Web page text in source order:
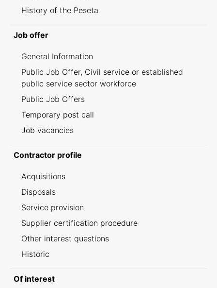
History of the Peseta
Job offer
General Information
Public Job Offer, Civil service or established
public service sector workforce
Public Job Offers
Temporary post call
Job vacancies
Contractor profile
Acquisitions
Disposals
Service provision
Supplier certification procedure
Other interest questions
Historic
Of interest